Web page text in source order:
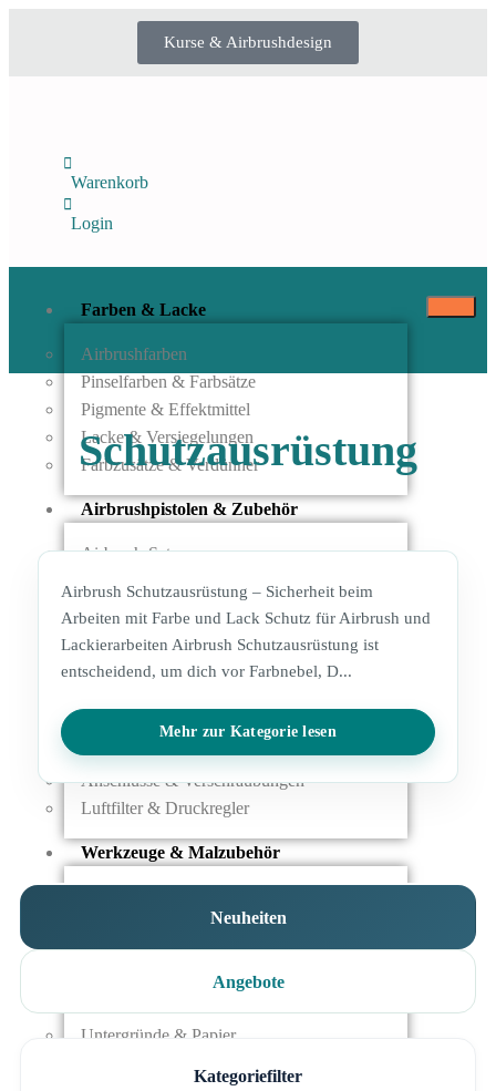
Kurse & Airbrushdesign
Warenkorb
Login
Farben & Lacke
Airbrushfarben
Pinselfarben & Farbsätze
Pigmente & Effektmittel
Lacke & Versiegelungen
Farbzusätze & Verdünner
Airbrushpistolen & Zubehör
Airbrush-Sets
Düsen & Nadeln
Ersatzteile & Tuning
Kompressoren & Lufttechnik
Kompressoren
Schläuche & Kupplungen
Anschlüsse & Verschraubungen
Luftfilter & Druckregler
Werkzeuge & Malzubehör
Pinstriping & Linienführung
Radierer & Schneidewerkzeuge
Untergründe & Papier
Oberflächenvorbereitung & Bearbeitung
Schutzausrüstung
Airbrush Schutzausrüstung – Sicherheit beim
Arbeiten mit Farbe und Lack Schutz für Airbrush und
Lackierarbeiten Airbrush Schutzausrüstung ist
entscheidend, um dich vor Farbnebel, D...
Mehr zur Kategorie lesen
Neuheiten
Angebote
Kategoriefilter